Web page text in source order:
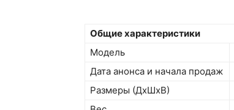
Общие характеристики
Модель
Дата анонса и начала продаж
Размеры (ДxШxВ)